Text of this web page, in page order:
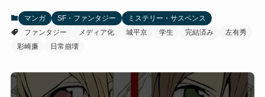
マンガ SF・ファンタジー
ミステリー・サスペンス
ファンタジー
メディア化 城平京 学生 完結済み
左有秀
彩崎廉
日常崩壊